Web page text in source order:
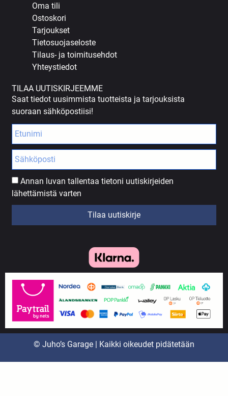
Oma tili
Ostoskori
Tarjoukset
Tietosuojaseloste
Tilaus- ja toimitusehdot
Yhteystiedot
TILAA UUTISKIRJEEMME
Saat tiedot uusimmista tuotteista ja tarjouksista
suoraan sähköpostiisi!
Annan luvan tallentaa tietoni uutiskirjeiden
lähettämistä varten
Tilaa uutiskirje
© Juho’s Garage | Kaikki oikeudet pidätetään